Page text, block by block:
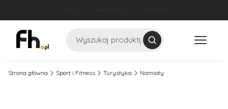
Szukaj
Strona główna Sport i Fitness Turystyka Namioty